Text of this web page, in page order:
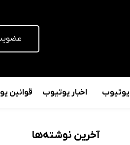
یوتیوب اخبار یوتیوب قوانین
آخرین نوشته‌ها